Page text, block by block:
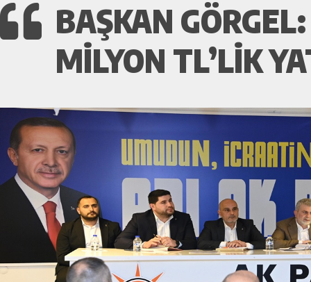
BAŞKAN
MILYON TL’LIK